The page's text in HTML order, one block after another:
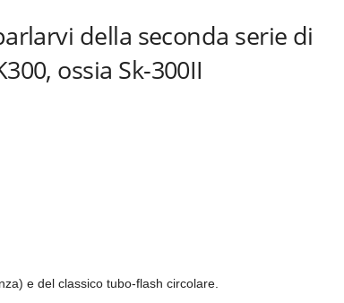
della seconda serie di
ossia Sk-300II
e del classico tubo-flash circolare.